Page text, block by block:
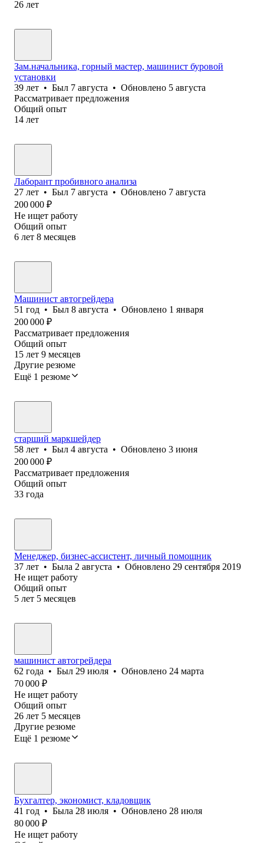
26 лет
Зам.начальника, горный мастер, машинист буровой
установки
39 лет • Был 7 августа • Обновлено 5 августа
Рассматривает предложения
Общий опыт
14 лет
Лаборант пробивного анализа
27 лет • Был 7 августа • Обновлено 7 августа
200 000 ₽
Не ищет работу
Общий опыт
6 лет 8 месяцев
Машинист автогрейдера
51 год • Был 8 августа • Обновлено 1 января
200 000 ₽
Рассматривает предложения
Общий опыт
15 лет 9 месяцев
Другие резюме
Ещё 1 резюме
старший маркшейдер
58 лет • Был 4 августа • Обновлено 3 июня
200 000 ₽
Рассматривает предложения
Общий опыт
33 года
Менеджер, бизнес-ассистент, личный помощник
37 лет • Была 2 августа • Обновлено 29 сентября 2019
Не ищет работу
Общий опыт
5 лет 5 месяцев
машинист автогрейдера
62 года • Был 29 июля • Обновлено 24 марта
70 000 ₽
Не ищет работу
Общий опыт
26 лет 5 месяцев
Другие резюме
Ещё 1 резюме
Бухгалтер, экономист, кладовщик
41 год • Была 28 июля • Обновлено 28 июля
80 000 ₽
Не ищет работу